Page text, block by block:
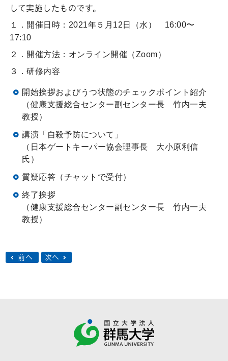
して実施したものです。
１． 開催日時： 2021年５月 12 日（水） 16:00〜
17:10
２． 開催方法：オンライン開催（Zoom）
３．研修内容
開始挨拶およびうつ状態のチェックポイント紹介
（健康支援総合センター副センター長 竹内一夫
教授）
講演「自殺予防について」
（日本ゲートキーパー協会理事長 大小原利信
氏）
質疑応答（チャットで受付）
終了挨拶
（健康支援総合センター副センター長 竹内一夫
教授）
前へ 次へ